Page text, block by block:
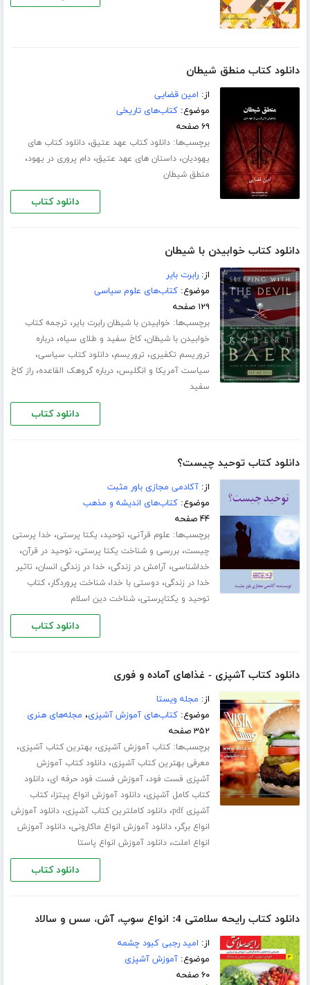
دانلود کتاب منطق شیطان
از: امین قضایی
موضوع:کتاب‌های تاریخی
۶۹ صفحه
برچسب‌ها:دانلود کتاب عهد عتیق،دانلود کتاب های
یهودیان،داستان های عهد عتیق،دام پروری در یهود،
منطق شیطان
دانلود کتاب
دانلود کتاب خوابیدن با شیطان
از:رابرت بایر
موضوع:کتاب‌های علوم سیاسی
۱۲۹ صفحه
برچسب‌ها: خوابیدن با شیطان رابرت بایر، ترجمه کتاب
خوابیدن با شیطان،کاخ سفید و طلای سیاه،درباره
تروریسم تکفیری، تروریسم،دانلود کتاب سیاسی،
سیاست آمریکا و انگلیس،درباره گروهک القاعده،راز کاخ
سفید
دانلود کتاب
دانلود کتاب توحید چیست؟
از:آکادمی مجازی باور مثبت
موضوع:کتاب‌های اندیشه و مذهب
۴۴ صفحه
برچسب‌ها: علوم قرآنی، توحید، یکتا پرستی، خدا پرستی
چیست،بررسی و شناخت یکتا پرستی، توحید در قرآن،
خداشناسی،آرامش در زندگی، خدا در زندگی انسان، تاثیر
خدا در زندگی،دوستی با خدا،شناخت پروردگار،کتاب
توحید و یکتاپرستی،شناخت دین اسلام
دانلود کتاب
دانلود کتاب آشپزی - غذاهای آماده و فوری
از: مجله ویستا
موضوع:کتاب‌های آموزش آشپزی، مجله‌های هنری
۳۵۲ صفحه
برچسب‌ها:کتاب آموزش آشپزی،بهترین کتاب آشپزی،
معرفی بهترین کتاب آشپزی،دانلود کتاب آموزش
آشپزی فست فود،آموزش فست فود حرفه ای،دانلود
کتاب کامل آشپزی،دانلود آموزش انواع پیتزا،کتاب
آشپزی pdf
،دانلود کاملترین کتاب آشپزی،دانلود آموزش
انواع برگر،دانلود آموزش انواع ماکارونی،دانلود آموزش
انواع املت،دانلود آموزش انواع پاستا
دانلود کتاب
دانلود کتاب رایحه سلامتی 4: انواع سوپ، آش، سس و سالاد
از: امید رجبی کبود چشمه
موضوع:آموزش آشپزی
۶۰ صفحه